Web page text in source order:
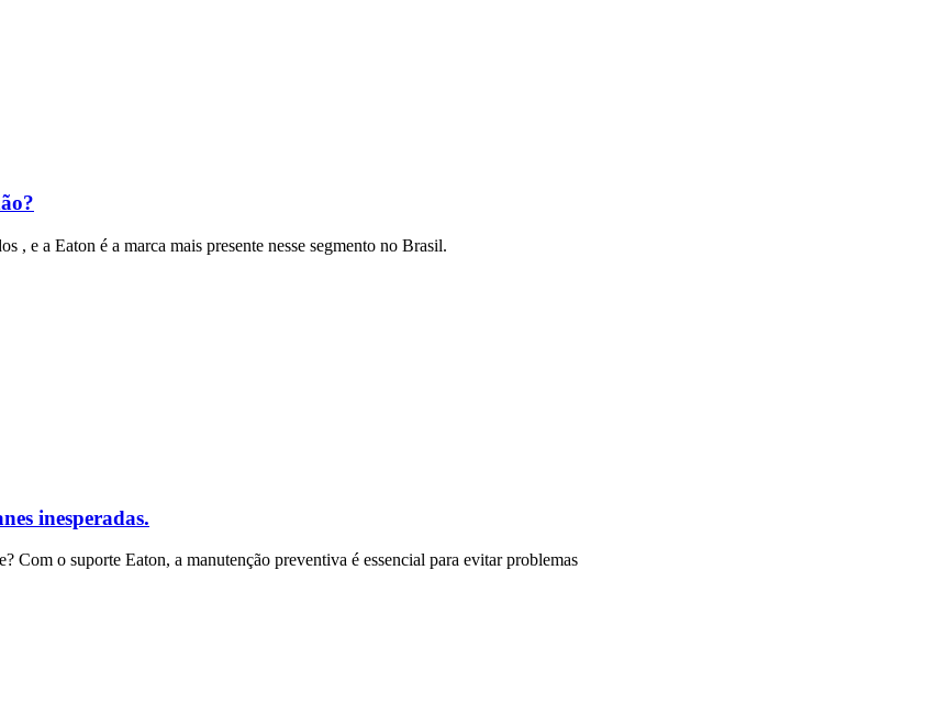
, e a Eaton é a marca mais presente nesse segmento no Brasil.
inesperadas.
Com o suporte Eaton, a manutenção preventiva é essencial para evitar problemas